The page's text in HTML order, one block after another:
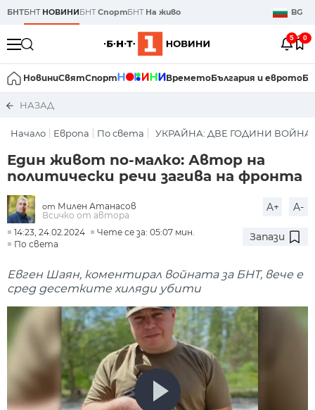
БНТБНТ НОВИНИБНТСпортБНТ На живо BG
5 0
НовиниСвятСпорт ВреметоБългария и еврото
НАЗАД
Начало Европа По света УКРАЙНА: ДВЕ ГОДИНИ ВОЙНА
Един живот по-малко: Автор на
политически речи загива на фронта
от Милен Атанасов
Всичко от автора
A+ A-
14:23, 24.02.2024
Чете се за: 05:07 мин.
По света
Запази
Евген Шаян, коментирал войната за БНТ, вече е
сред десетките хиляди убити